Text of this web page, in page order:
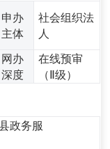
申办
主体
社会组织法
人
网办
深度
在线预审
（Ⅱ级）
政务服